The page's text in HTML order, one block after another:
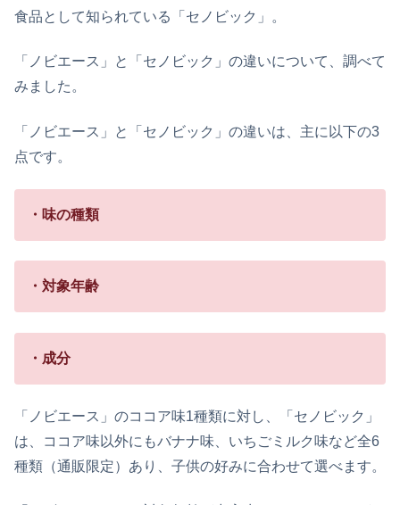
食品として知られている「セノビック」。
「ノビエース」と「セノビック」の違いについて、調べて
みました。
「ノビエース」と「セノビック」の違いは、主に以下の3
点です。
・味の種類
・対象年齢
・成分
「ノビエース」のココア味1種類に対し、「セノビック」
は、ココア味以外にもバナナ味、いちごミルク味など全6
種類（通販限定）あり、子供の好みに合わせて選べます。